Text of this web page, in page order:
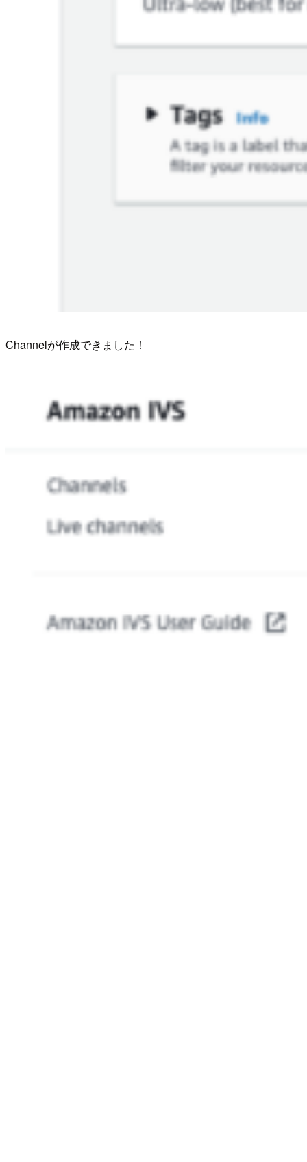
Channelが作成できました！